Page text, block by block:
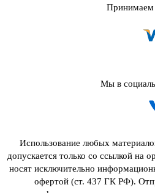
Принимаем
Мы в
Использование любых
допускается только со ссылкой на
носят исключительно
офертой (ст. 437 ГК РФ).